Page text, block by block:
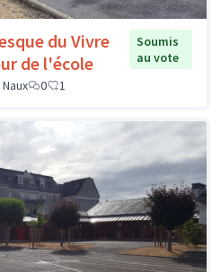
du Vivre
de l'école
Soumis
au vote
0 1